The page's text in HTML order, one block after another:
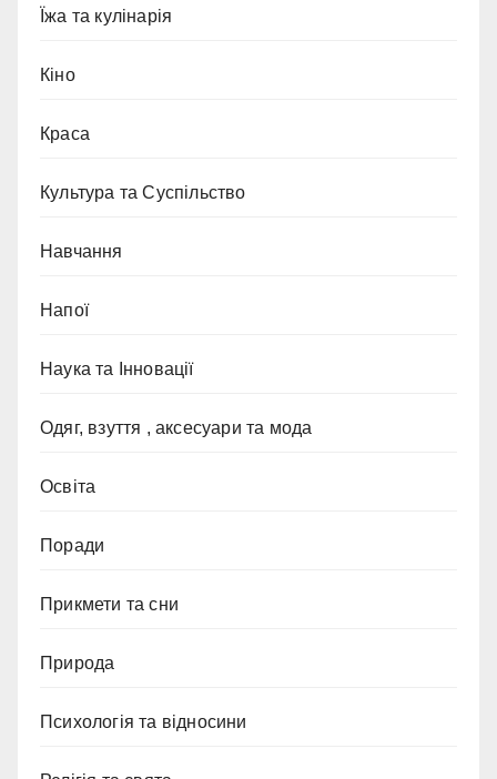
Їжа та кулінарія
Кіно
Краса
Культура та Суспільство
Навчання
Напої
Наука та Інновації
Одяг, взуття , аксесуари та мода
Освіта
Поради
Прикмети та сни
Природа
Психологія та відносини